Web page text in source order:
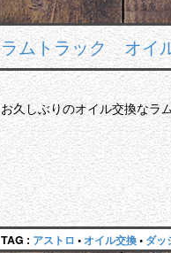
ラムトラック オ
お久しぶりのオイル交換な
TAG : アストロ • オイル交換• ダッ